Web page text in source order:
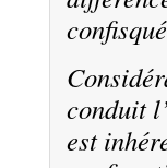
conduit
est